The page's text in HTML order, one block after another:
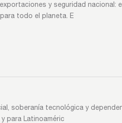
y seguridad
todo el planeta. E
soberanía tecnológica y
para Latinoaméric